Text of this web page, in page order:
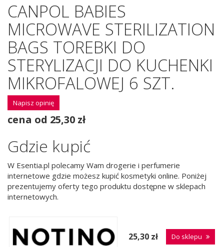
CANPOL BABIES
MICROWAVE STERILIZATION
BAGS TOREBKI DO
STERYLIZACJI DO KUCHENKI
MIKROFALOWEJ 6 SZT.
Napisz opinię
cena od 25,30 zł
Gdzie kupić
W Esentia.pl polecamy Wam drogerie i perfumerie
internetowe gdzie możesz kupić kosmetyki online. Poniżej
prezentujemy oferty tego produktu dostępne w sklepach
internetowych.
25,30 zł Do sklepu